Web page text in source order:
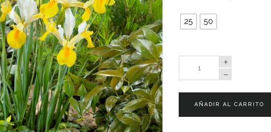
25 50
quantity
AÑADIR AL CARRITO